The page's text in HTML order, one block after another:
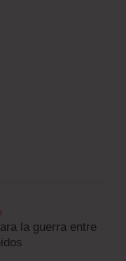
la guerra entre